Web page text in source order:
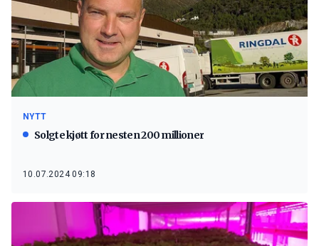
NYTT
Solgte kjøtt for nesten 200 millioner
10.07.2024 09:18